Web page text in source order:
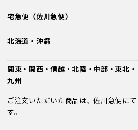
宅急便（佐川急便）
北海道・沖縄
関東・関西・信越・北陸・中部・東北・
九州
ご注文いただいた商品は、佐川急便に
す。